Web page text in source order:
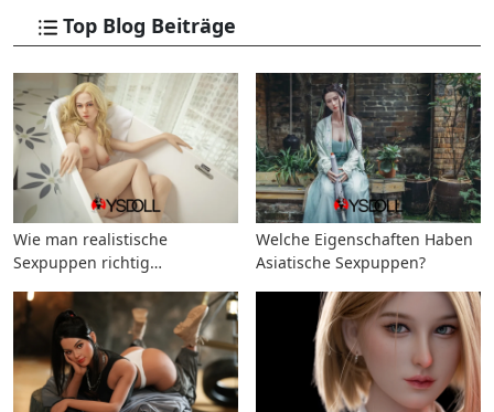
Top Blog Beiträge
Wie man realistische
Sexpuppen richtig
Welche Eigenschaften Haben
Asiatische Sexpuppen?